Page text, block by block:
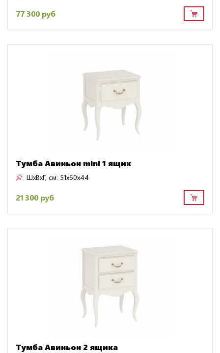
77 300 руб
Тумба Авиньон mini 1 ящик
ШxВxГ, см: 51x60x44
21 300 руб
Тумба Авиньон 2 ящика